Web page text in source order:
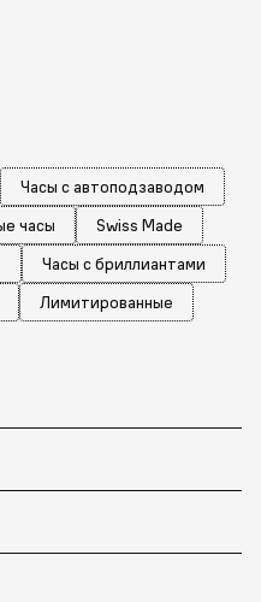
Часы с автоподзаводом
часы
Swiss Made
Часы с бриллиантами
Лимитированные